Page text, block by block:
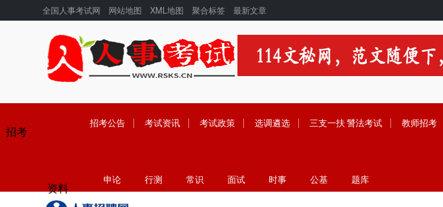
全国人事考试网 网站地图 XML地图 聚合标签 最新文章
招考
招考公告 考试资讯 考试政策 选调遴选 三支一扶警法考试 教师招考
资料
申论 行测 常识 面试 时事 公基
题库